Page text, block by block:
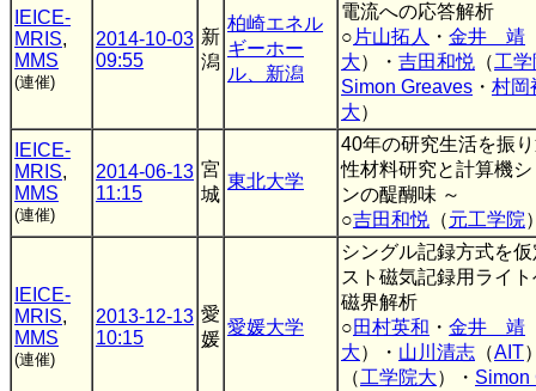
IEICE-
MRIS,
MMS
(連催)
2014-10-03
09:55
新
潟
柏崎エネル
ギーホー
ル、新潟
電流への応答解析
○ 片山拓人 ・ 金井 靖
大）・ 吉田和悦 （工
Simon Greaves ・ 村岡
大）
IEICE-
MRIS,
MMS
(連催)
2014-06-13
11:15
宮
城
東北大学
40年の研究生活を振
性材料研究と計算機
ンの醍醐味 ～
○吉田和悦 （元工学院
IEICE-
MRIS,
MMS
(連催)
2013-12-13
10:15
愛
媛
愛媛大学
シングル記録方式を
スト磁気記録用ライ
磁界解析
○田村英和 ・ 金井 靖
大）・ 山川清志 （AIT
（工学院大）・ Simon